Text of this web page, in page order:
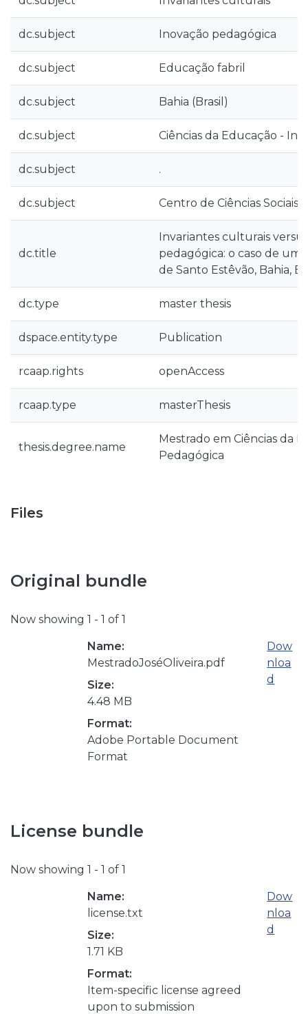
dc.subject Inovação pedagógica
dc.subject Educação fabril
dc.subject Bahia (Brasil)
dc.subject Ciências da Educação -
dc.subject .
dc.subject Centro de Ciências Sociais
dc.title
Invariantes culturais
pedagógica: o caso de
de Santo Estêvão, Bahia,
dc.type master thesis
dspace.entity.type Publication
rcaap.rights openAccess
rcaap.type masterThesis
thesis.degree.name
Mestrado em Ciências da
Pedagógica
Files
Original bundle
Now showing 1 - 1 of 1
Name:
MestradoJoséOliveira.pdf
Size:
4.48 MB
Format:
Adobe Portable Document
Format
Dow
nloa
d
License bundle
Now showing 1 - 1 of 1
Name:
license.txt
Size:
1.71 KB
Format:
Item-specific license agreed
upon to submission
Dow
nloa
d